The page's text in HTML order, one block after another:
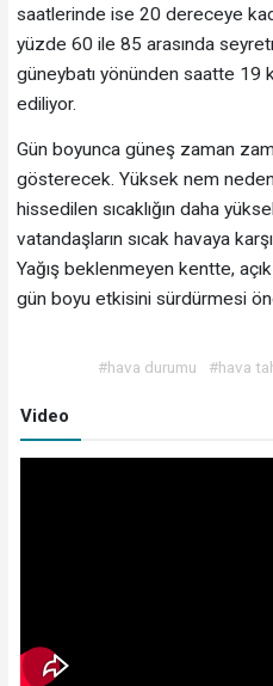
saatlerinde ise 20 dereceye
yüzde 60 ile 85 arasında
güneybatı yönünden saatte 19
ediliyor.
Gün boyunca güneş zaman
gösterecek. Yüksek nem
hissedilen sıcaklığın daha
vatandaşların sıcak havaya
Yağış beklenmeyen kentte,
gün boyu etkisini sürdürmesi
#hava durumu #hava
Video